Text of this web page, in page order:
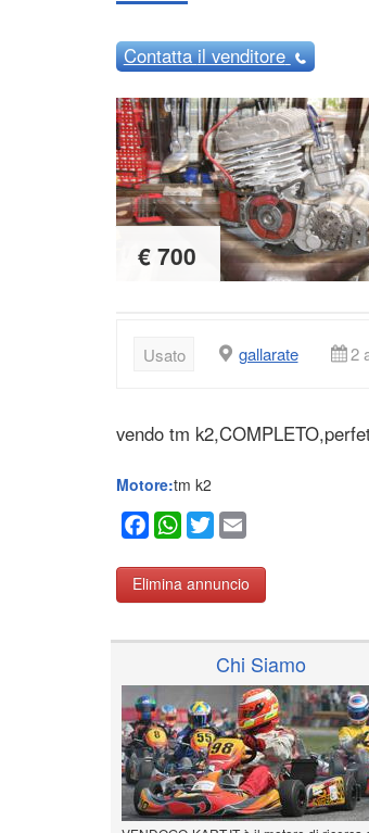
Contattail venditore
€ 700
Usato gallarate 2
vendo tm
Motore:tm k2
Facebook
WhatsApp
Twitter
Elimina annuncio
Chi Siamo